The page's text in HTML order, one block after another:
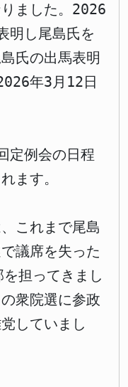
ました。2026
明し尾島氏を
氏の出馬表明
年3月12日
定例会の日程
ます。
これまで尾島
議席を失った
担ってきまし
衆院選に参政
していまし